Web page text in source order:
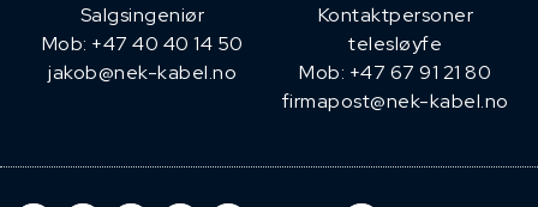
​Salgsingeniør
Mob: +47 40 40 14 50
jakob@nek-kabel.no
Kontaktpersoner
telesløyfe
Mob: +47 67 91 21 80
firmapost@nek-kabel.no